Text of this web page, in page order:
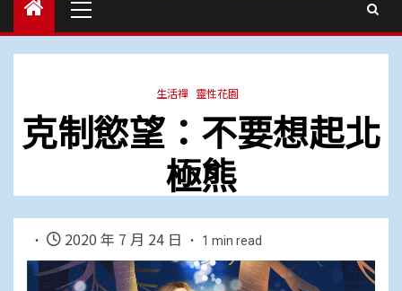
Menu
生活禪 靈性花園
克制慾望：不要想起北
極熊
2020 年 7 月 24 日 1 min read